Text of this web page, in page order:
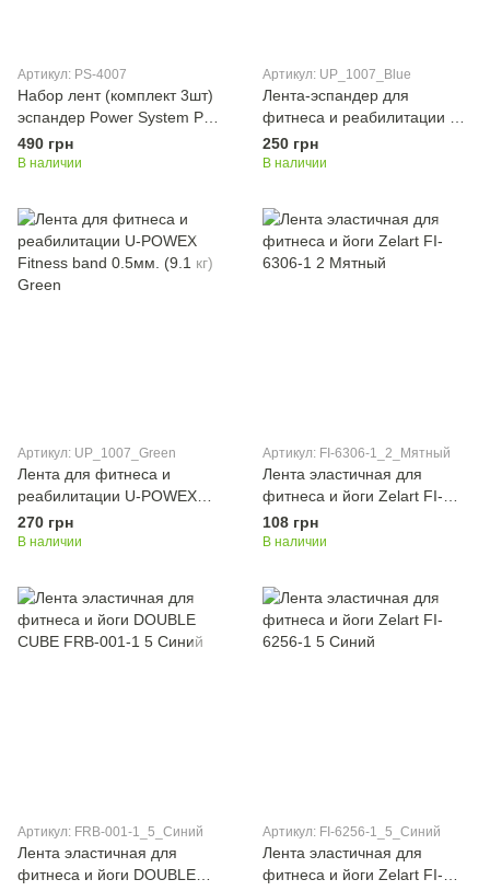
Артикул: PS-4007
Набор лент (комплект 3шт)
эспандер Power System PS-
4007 Resistance Band Set
490 грн
В наличии
Артикул: UP_1007_Blue
Лента-эспандер для
фитнеса и реабилитации U-
POWEX Fitness band 0.4мм
(6.8кг) Blue
250 грн
В наличии
Артикул: UP_1007_Green
Лента для фитнеса и
реабилитации U-POWEX
Fitness band 0.5мм. (9.1 кг)
Green
270 грн
В наличии
Артикул: FI-6306-1_2_Мятный
Лента эластичная для
фитнеса и йоги Zelart FI-
6306-1 2 Мятный
108 грн
В наличии
Артикул: FRB-001-1_5_Синий
Лента эластичная для
фитнеса и йоги DOUBLE
Артикул: FI-6256-1_5_Синий
Лента эластичная для
фитнеса и йоги Zelart FI-